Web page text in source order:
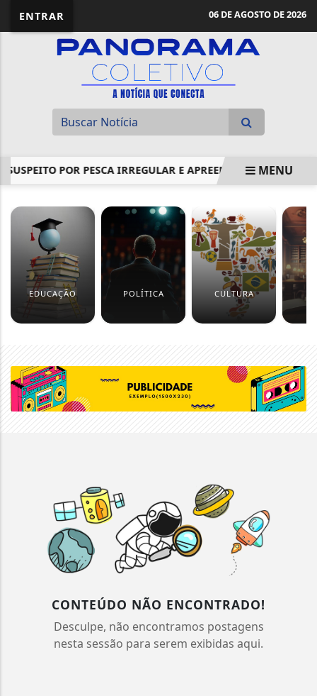
ENTRAR 06 DE AGOSTO DE 2026
POR PESCA IRREGULAR E APREENDE 86 UNIDADES
MENU
EDUCAÇÃO POLÍTICA CULTURA
CONTEÚDO NÃO ENCONTRADO!
Desculpe, não encontramos postagens
nesta sessão para serem exibidas aqui.